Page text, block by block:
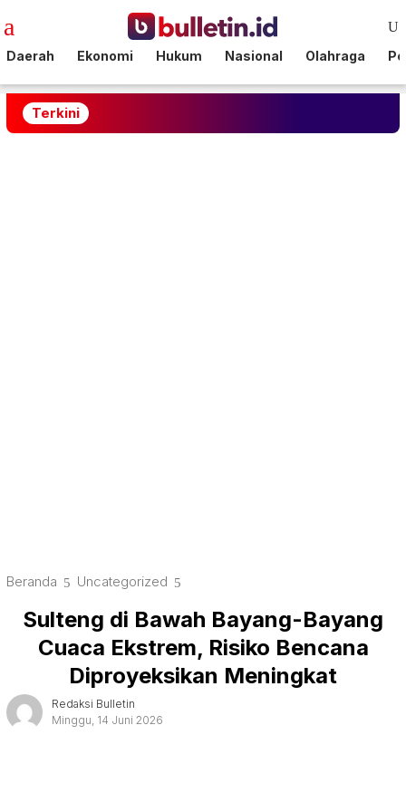
ke
Mobile
Daerah Ekonomi Hukum Nasional Olahraga
Terkini
Beranda Uncategorized
Sulteng di Bawah Bayang-Bayang
Cuaca Ekstrem, Risiko Bencana
Diproyeksikan Meningkat
Redaksi Bulletin
Minggu, 14 Juni 2026